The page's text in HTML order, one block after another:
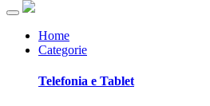
Home
Categorie
Telefonia e Tablet